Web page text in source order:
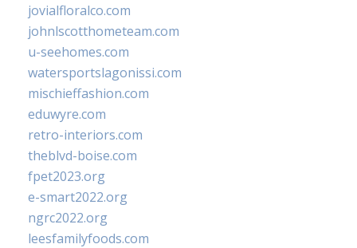
jovialfloralco.com
johnlscotthometeam.com
u-seehomes.com
watersportslagonissi.com
mischieffashion.com
eduwyre.com
retro-interiors.com
theblvd-boise.com
fpet2023.org
e-smart2022.org
ngrc2022.org
leesfamilyfoods.com